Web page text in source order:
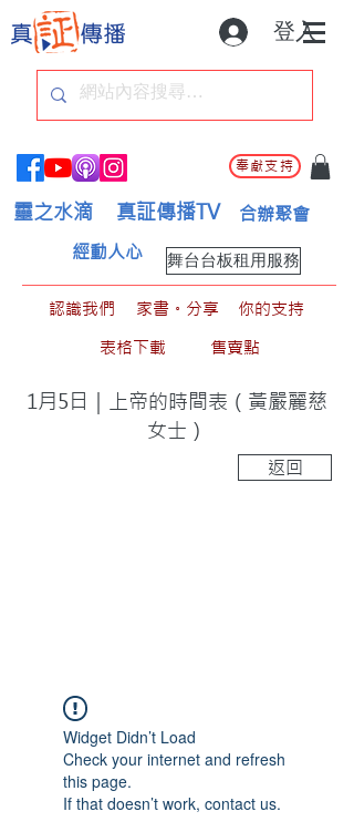
登入
奉獻支持
靈之水滴 真証傳播TV 合辦聚會
舞台台板租用服務
經動人心
認識我們 家書。分享
你的支持
表格下載
售賣點
1月5日｜上帝的時間表（黃嚴麗慈
女士）
返回
Widget Didn’t Load
Check your internet and refresh
this page.
If that doesn’t work, contact us.